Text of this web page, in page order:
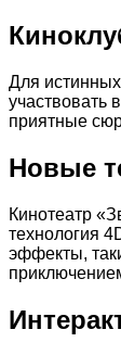
Для
участвовать
приятные
Новые
Кинотеатр
технология
эффекты,